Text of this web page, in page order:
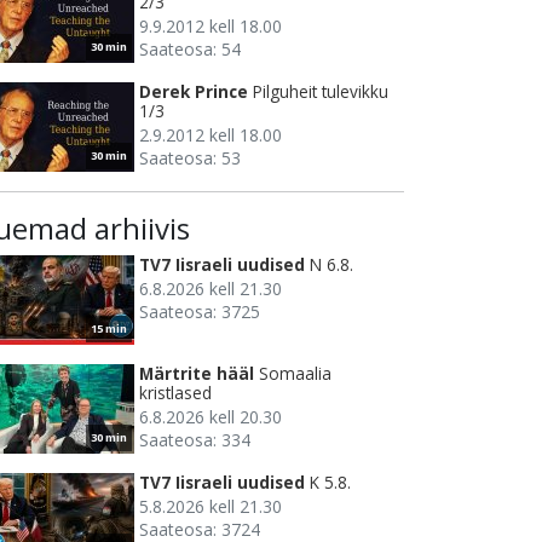
30 min
9.9.2012 kell 18.00
Saateosa: 54
30 min
Derek Prince Pilguheit tulevikku
1/3
2.9.2012 kell 18.00
Saateosa: 53
arhiivis
15 min
TV7 Iisraeli uudised N 6.8.
6.8.2026 kell 21.30
Saateosa: 3725
30 min
Märtrite hääl Somaalia
kristlased
6.8.2026 kell 20.30
Saateosa: 334
TV7 Iisraeli uudised K 5.8.
5.8.2026 kell 21.30
Saateosa: 3724